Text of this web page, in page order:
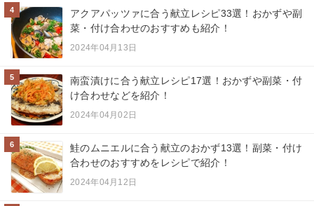
4
アクアパッツァに合う献立レシピ33選！おかずや副
菜・付け合わせのおすすめも紹介！
2024年04月13日
5
南蛮漬けに合う献立レシピ17選！おかずや副菜・付
け合わせなどを紹介！
2024年04月02日
6
鮭のムニエルに合う献立のおかず13選！副菜・付け
合わせのおすすめをレシピで紹介！
2024年04月12日